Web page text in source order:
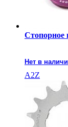
Стопорное
Нет в
A2Z